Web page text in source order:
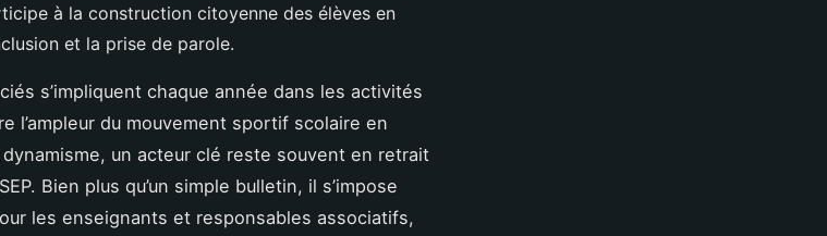
à la construction citoyenne des élèves en
et la prise de parole.
s’impliquent chaque année dans les activités
l’ampleur du mouvement sportif scolaire en
un acteur clé reste souvent en retrait
Bien plus qu’un simple bulletin, il s’impose
les enseignants et responsables associatifs,